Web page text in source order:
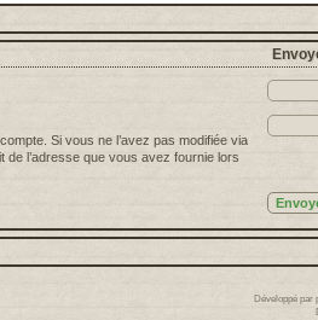
Si vous ne l’avez pas modifiée via
de l’adresse que vous avez fournie lors
Développé par